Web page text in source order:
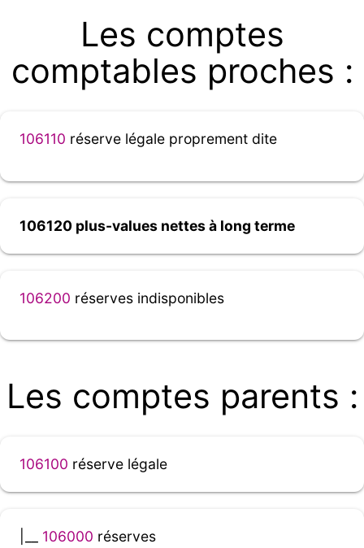
Les comptes
comptables proches :
106110 réserve légale proprement dite
106120 plus-values nettes à long terme
106200 réserves indisponibles
Les comptes parents :
106100 réserve légale
106000 réserves